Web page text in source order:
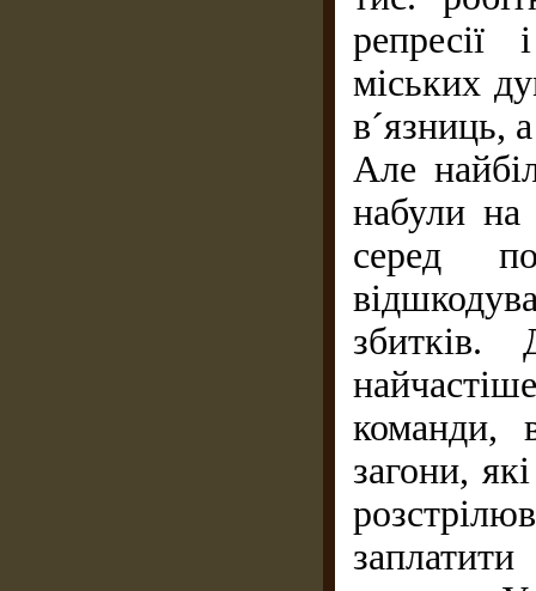
репресії
міських
в´язниць,
Але
набули на
серед
збитків.
команди,
загони,